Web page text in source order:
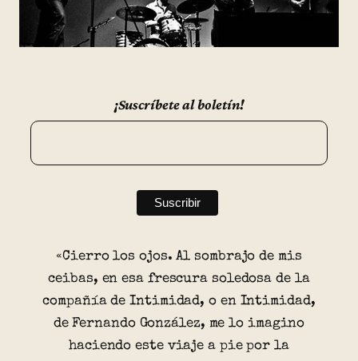
¡Suscríbete al boletín!
«Cierro los ojos. Al sombrajo de mis
ceibas, en esa frescura soledosa de la
compañía de Intimidad, o en Intimidad,
de Fernando González, me lo imagino
haciendo este viaje a pie por la